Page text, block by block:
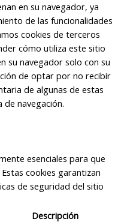
en su navegador, ya
de las funcionalidades
cookies de terceros
cómo utiliza este sitio
su navegador solo con su
de optar por no recibir
de algunas de estas
de navegación.
esenciales para que
cookies garantizan
de seguridad del sitio
Descripción